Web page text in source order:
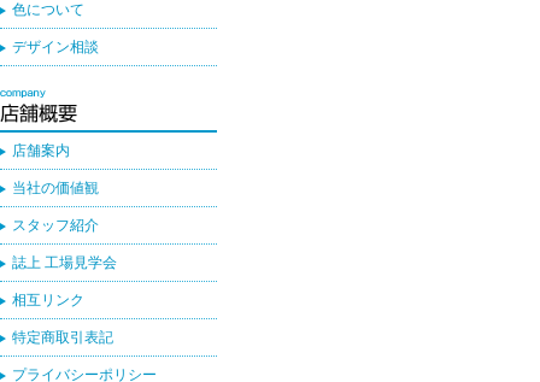
色について
デザイン相談
店舗案内
当社の価値観
スタッフ紹介
誌上 工場見学会
相互リンク
特定商取引表記
プライバシーポリシー